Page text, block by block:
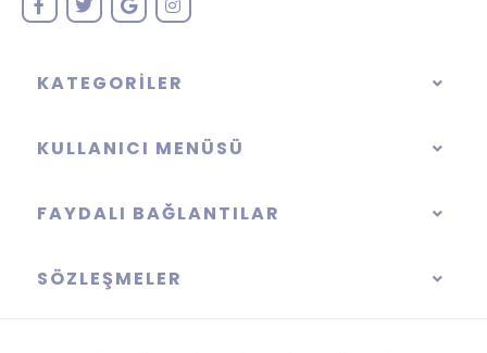
KATEGORILER
KULLANICI MENÜSÜ
FAYDALI BAĞLANTILAR
SÖZLEŞMELER